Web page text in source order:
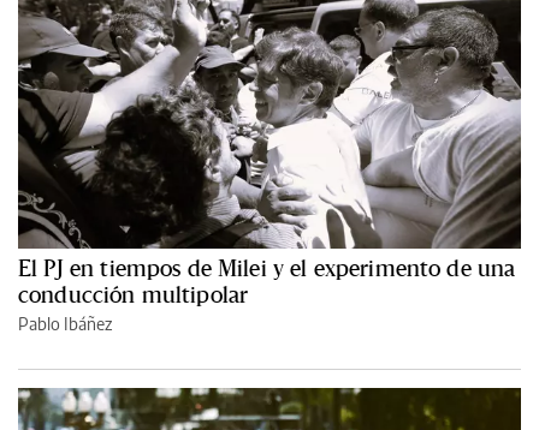
El PJ en tiempos de Milei y el experimento de una
conducción multipolar
Pablo Ibáñez